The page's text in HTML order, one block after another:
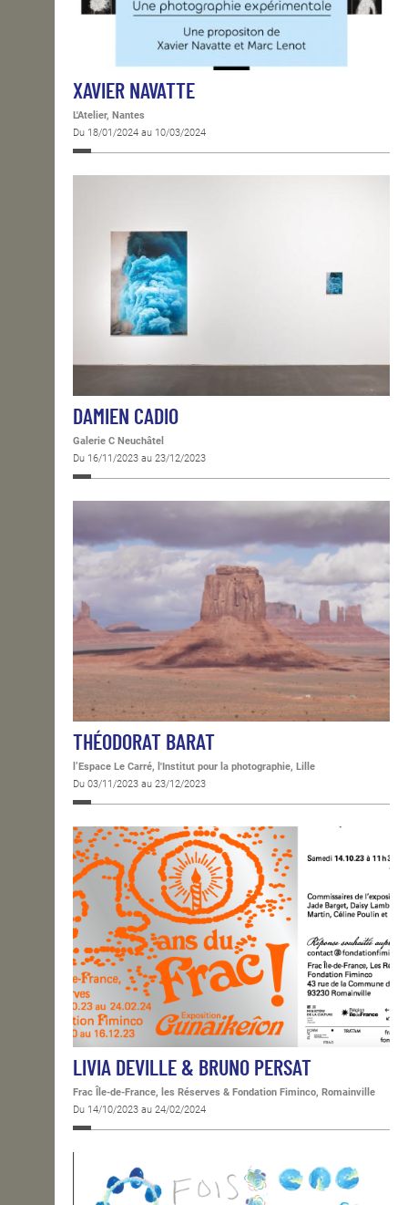
XAVIER NAVATTE
L'Atelier, Nantes
Du 18/01/2024 au 10/03/2024
DAMIEN CADIO
Galerie C Neuchâtel
Du 16/11/2023 au 23/12/2023
THÉODORAT BARAT
l’Espace Le Carré, l'Institut pour la photographie, Lille
Du 03/11/2023 au 23/12/2023
LIVIA DEVILLE & BRUNO PERSAT
Frac Île-de-France, les Réserves & Fondation Fiminco, Romainville
Du 14/10/2023 au 24/02/2024